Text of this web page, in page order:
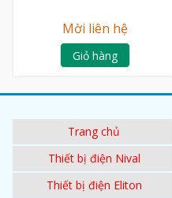
Mời liên hệ
Giỏ hàng
Trang chủ
Thiết bị điện Nival
Thiết bị điện Eliton